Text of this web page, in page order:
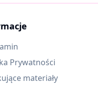
Prywatności
materiały